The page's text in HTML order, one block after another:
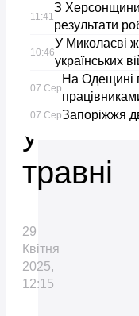
чи
будуть
у
травні
29
Квітня
2025,
12:15
11:41
З Херсонщини
результати
10:46
У Миколаєві
українських
07 Сер
На Одещині
07 СерЗапоріжжя